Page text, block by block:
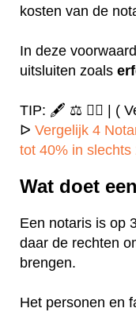
kosten van de
In deze
uitsluiten zoals
TIP: 🖋️ ⚖️ ✍🏻 | (
ᐅ Vergelijk 4
tot 40% in slechts
Wat doet
Een notaris is op
daar de rechten
brengen.
Het personen en